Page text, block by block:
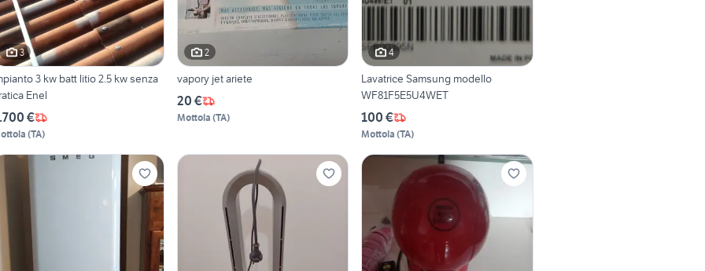
3
3 kw batt litio 2.5 kw senza
Enel
€
(TA)
2
vapory jet ariete
20 €
Mottola (TA)
4
Lavatrice Samsung modello
WF81F5E5U4WET
100 €
Mottola (TA)